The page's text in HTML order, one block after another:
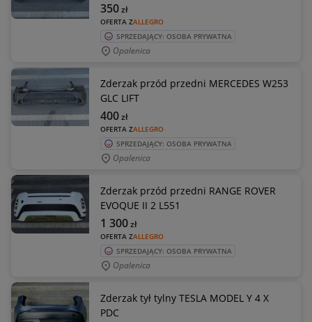
OFERTA ZALLEGRO
350zł
SPRZEDAJĄCY: OSOBA PRYWATNA
Opalenica
Zderzak przód przedni MERCEDES W253
GLC LIFT
OFERTA ZALLEGRO
400zł
SPRZEDAJĄCY: OSOBA PRYWATNA
Opalenica
Zderzak przód przedni RANGE ROVER
EVOQUE II 2 L551
OFERTA ZALLEGRO
1 300zł
SPRZEDAJĄCY: OSOBA PRYWATNA
Opalenica
Zderzak tył tylny TESLA MODEL Y 4 X
PDC